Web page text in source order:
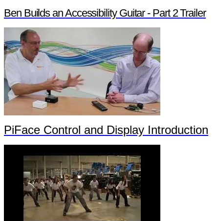
Ben Builds an Accessibility Guitar - Part 2 Trailer
PiFace Control and Display Introduction